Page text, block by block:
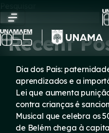
content
Pesquisar
Recent
Dia dos Pais:
aprendizados e a
Lei que aumenta
contra crianças é
Musical que celebra os
de Belém chega à